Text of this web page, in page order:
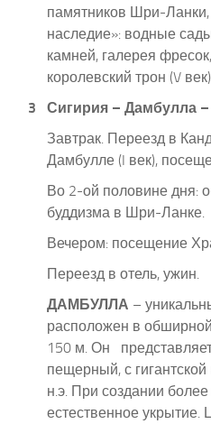
памятников Шри-
наследие»: водные
камней, галерея
королевский трон (V
3
Сигирия – Дамбулла
Завтрак. Переезд в
Дамбулле (I век),
Во 2-ой половине дня:
буддизма в Шри-Ланке.
Вечером: посещение
Переезд в отель, ужин.
ДАМБУЛЛА –
расположен в
150 м. Он
пещерный, с
н.э. При создании
естественное укрытие.